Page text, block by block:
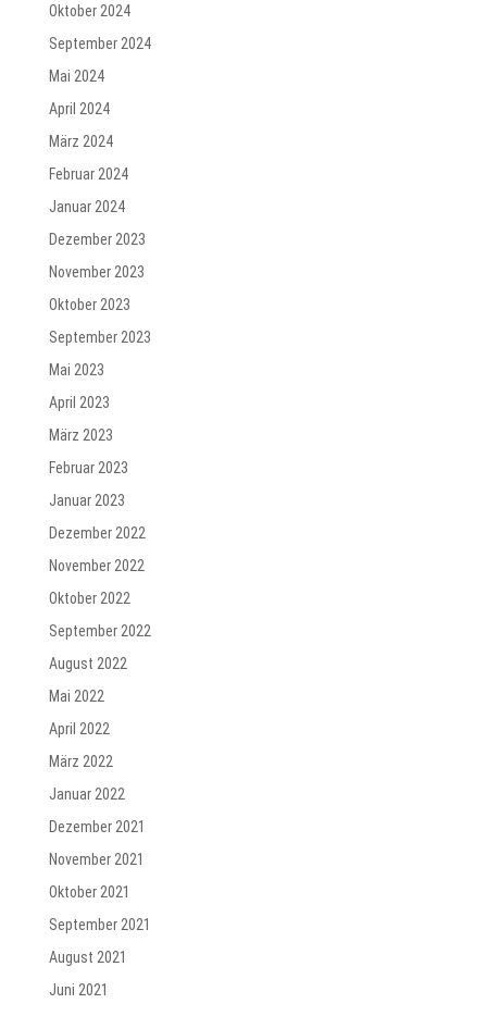
Oktober 2024
September 2024
Mai 2024
April 2024
März 2024
Februar 2024
Januar 2024
Dezember 2023
November 2023
Oktober 2023
September 2023
Mai 2023
April 2023
März 2023
Februar 2023
Januar 2023
Dezember 2022
November 2022
Oktober 2022
September 2022
August 2022
Mai 2022
April 2022
März 2022
Januar 2022
Dezember 2021
November 2021
Oktober 2021
September 2021
August 2021
Juni 2021